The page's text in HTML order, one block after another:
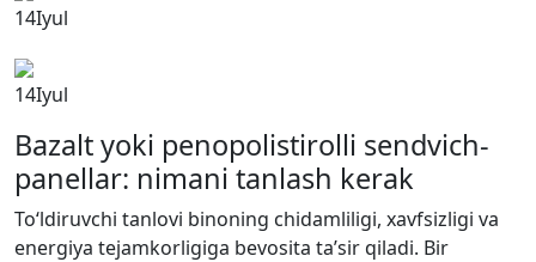
14Iyul
14Iyul
Bazalt yoki penopolistirolli sendvich-
panellar: nimani tanlash kerak
To‘ldiruvchi tanlovi binoning chidamliligi, xavfsizligi va
energiya tejamkorligiga bevosita ta’sir qiladi. Bir